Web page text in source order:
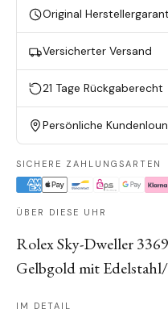
Original
Versicherter Versand
21 Tage Rückgaberecht
Persönliche
SICHERE ZAHLUNGSARTEN
ÜBER DIESE UHR
Rolex Sky-Dweller
Gelbgold mit
IM DETAIL